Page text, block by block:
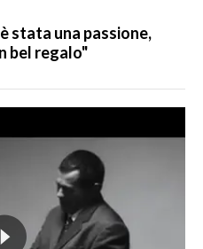
stata una passione,
bel regalo"